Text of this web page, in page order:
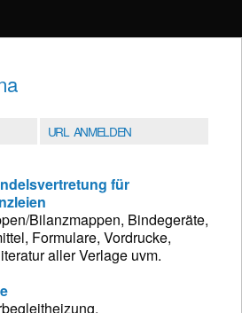
URL ANMELDEN
für
Bilanzmappen, Bindegeräte,
Formulare, Vordrucke,
aller Verlage uvm.